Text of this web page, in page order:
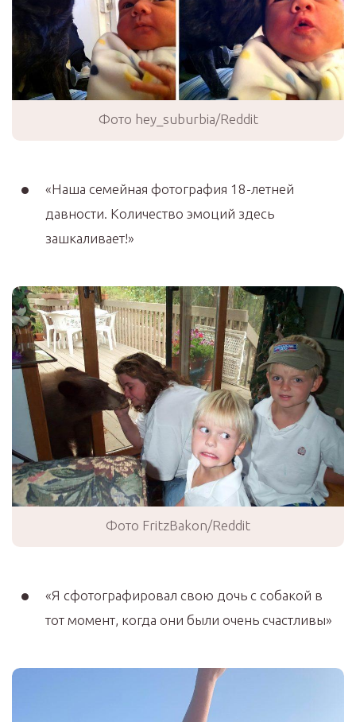
Фото hey_suburbia/Reddit
«Наша семейная фотография 18-летней
давности. Количество эмоций здесь
зашкаливает!»
Фото FritzBakon/Reddit
«Я сфотографировал свою дочь с собакой в
тот момент, когда они были очень счастливы»